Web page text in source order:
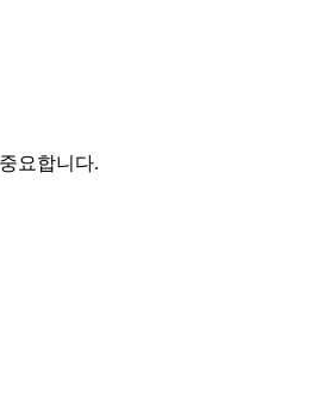
요합니다.